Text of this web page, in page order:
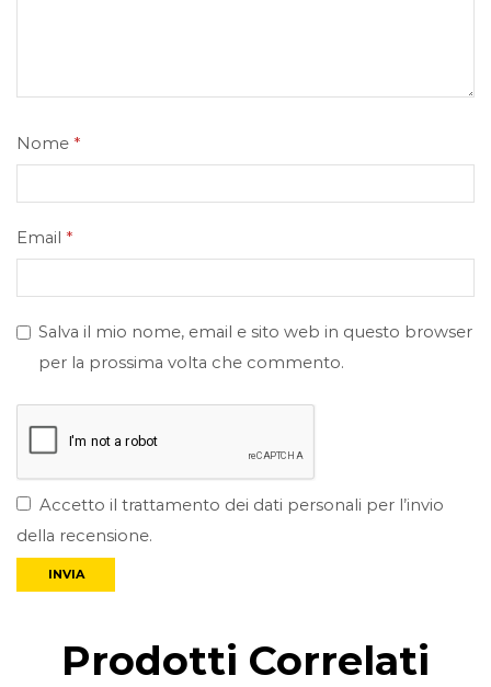
Nome *
Email *
Salva il mio nome, email e sito web in questo browser
per la prossima volta che commento.
Accetto il trattamento dei dati personali per l’invio
della recensione.
Prodotti Correlati